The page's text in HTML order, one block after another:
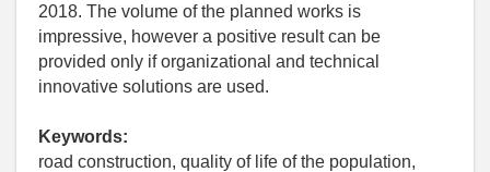
2018. The volume of the planned works is
impressive, however a positive result can be
provided only if organizational and technical
innovative solutions are used.
Keywords:
road construction, quality of life of the population,